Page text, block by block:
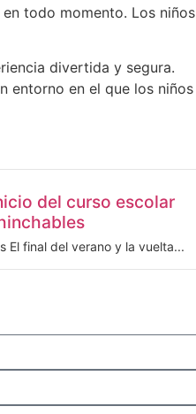
todo momento. Los niños
divertida y segura.
entorno en el que los niños
del curso escolar
El final del verano y la vuelta...